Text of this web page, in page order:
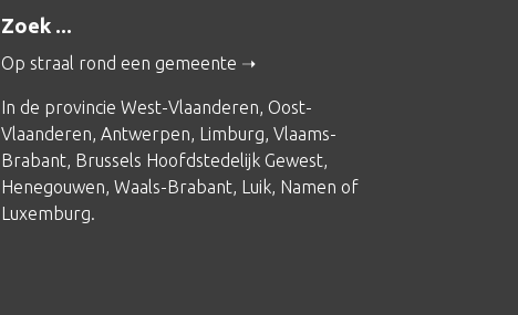
Zoek ...
Op straal rond een gemeente
In de provincie West-Vlaanderen, Oost-
Vlaanderen, Antwerpen, Limburg, Vlaams-
Brabant, Brussels Hoofdstedelijk Gewest,
Henegouwen, Waals-Brabant, Luik, Namen of
Luxemburg.